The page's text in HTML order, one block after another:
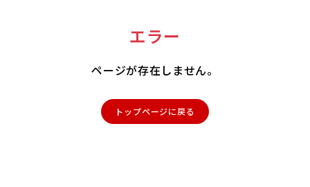
エラー
ページが存在しません。
トップページに戻る